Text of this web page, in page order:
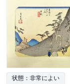
状態：非常によい